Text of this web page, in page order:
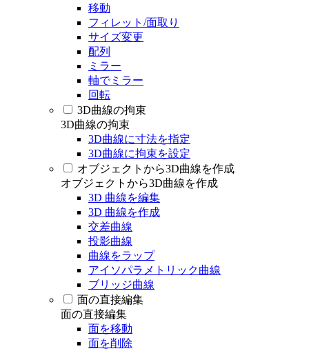
移動
フィレット/面取り
サイズ変更
配列
ミラー
軸でミラー
回転
3D曲線の拘束
3D曲線の拘束
3D曲線に寸法を指定
3D曲線に拘束を設定
オブジェクトから3D曲線を作成
オブジェクトから3D曲線を作成
3D 曲線を編集
3D 曲線を作成
交差曲線
投影曲線
曲線をラップ
アイソパラメトリック曲線
ブリッジ曲線
面の直接編集
面の直接編集
面を移動
面を削除